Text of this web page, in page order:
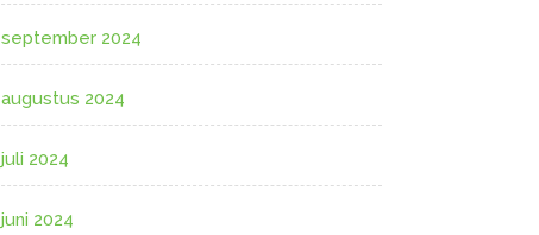
september 2024
augustus 2024
juli 2024
juni 2024